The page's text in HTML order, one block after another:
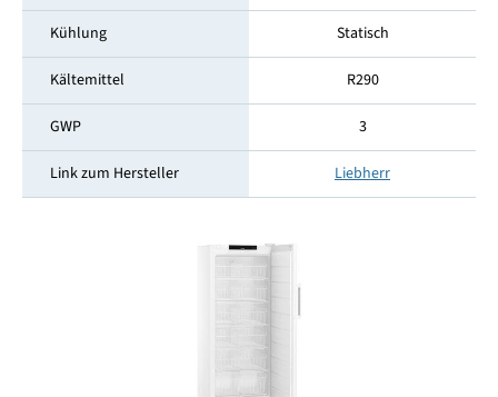
Kühlung Statisch
Kältemittel R290
GWP 3
Link zum Hersteller Liebherr